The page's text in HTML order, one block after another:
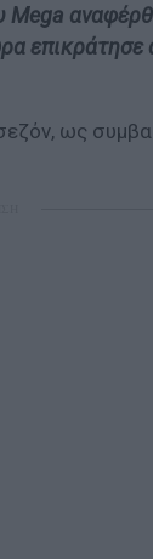
Mega
επικράτησε
ως